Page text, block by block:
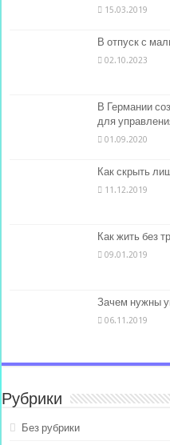
15.03.2019
В отпуск с
02.10.2023
В Германии
для
01.09.2020
Как скрыть
11.12.2019
Как жить без
09.01.2019
Зачем нужны
06.11.2019
Рубрики
Без рубрики